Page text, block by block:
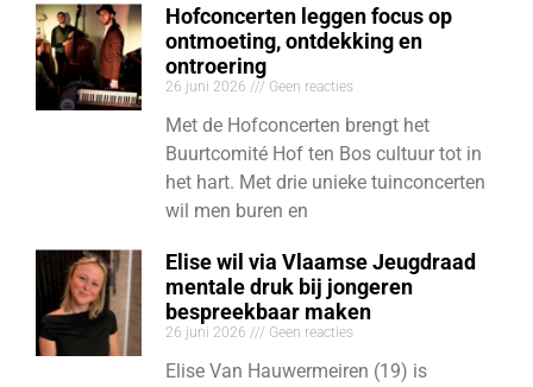
Hofconcerten leggen focus op
ontmoeting, ontdekking en
ontroering
26 juni 2026 Geen reacties
Met de Hofconcerten brengt het
Buurtcomité Hof ten Bos cultuur tot in
het hart. Met drie unieke tuinconcerten
wil men buren en
Elise wil via Vlaamse Jeugdraad
mentale druk bij jongeren
bespreekbaar maken
26 juni 2026 Geen reacties
Elise Van Hauwermeiren (19) is